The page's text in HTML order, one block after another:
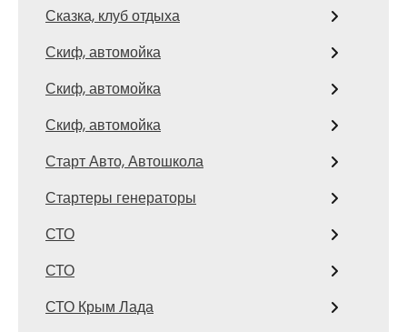
Сказка, клуб отдыха
Скиф, автомойка
Скиф, автомойка
Скиф, автомойка
Старт Авто, Автошкола
Стартеры генераторы
СТО
СТО
СТО Крым Лада